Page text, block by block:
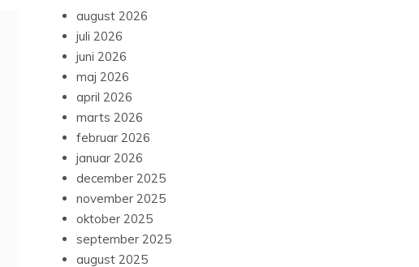
august 2026
juli 2026
juni 2026
maj 2026
april 2026
marts 2026
februar 2026
januar 2026
december 2025
november 2025
oktober 2025
september 2025
august 2025